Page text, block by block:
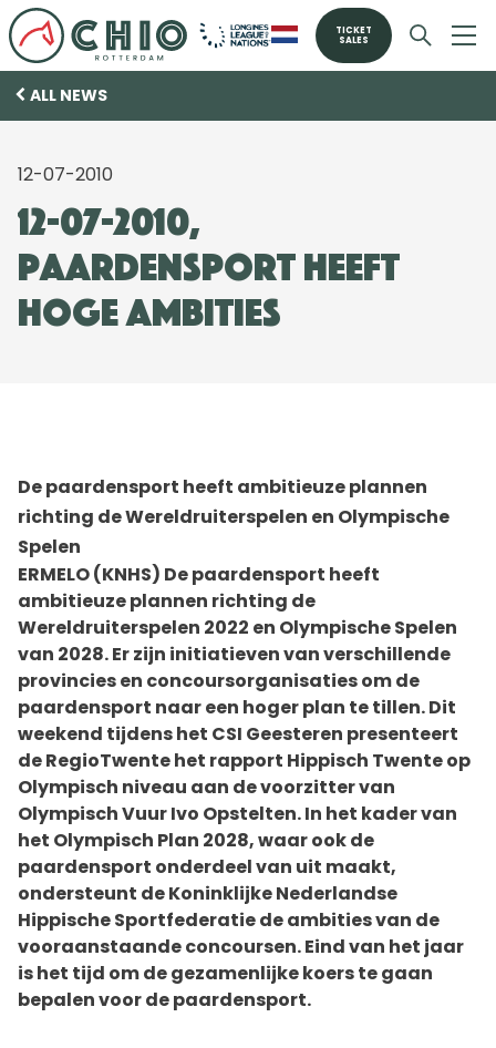
TICKET
SALES
ALL NEWS
12-07-2010
12-07-2010,
Paardensport heeft
hoge ambities
De paardensport heeft ambitieuze plannen
richting de Wereldruiterspelen en Olympische
Spelen
ERMELO (KNHS) De paardensport heeft
ambitieuze plannen richting de
Wereldruiterspelen 2022 en Olympische Spelen
van 2028. Er zijn initiatieven van verschillende
provincies en concoursorganisaties om de
paardensport naar een hoger plan te tillen. Dit
weekend tijdens het CSI Geesteren presenteert
de RegioTwente het rapport Hippisch Twente op
Olympisch niveau aan de voorzitter van
Olympisch Vuur Ivo Opstelten. In het kader van
het Olympisch Plan 2028, waar ook de
paardensport onderdeel van uit maakt,
ondersteunt de Koninklijke Nederlandse
Hippische Sportfederatie de ambities van de
vooraanstaande concoursen. Eind van het jaar
is het tijd om de gezamenlijke koers te gaan
bepalen voor de paardensport.